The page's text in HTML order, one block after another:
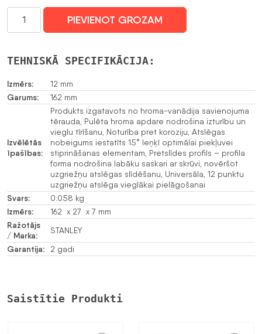
KOMBINĒTĀS
ATSLĒGAS
STMT95790-
12 mm
STANLEY
daudzums
PIEVIENOT GROZAM
TEHNISKĀ SPECIFIKĀCIJA:
Izmērs: 12 mm
Garums: 162 mm
Izvēlētās
īpašības:
Produkts izgatavots no hroma-vanādija savienojuma
tērauda, Pulēta hroma apdare nodrošina izturību un
vieglu tīrīšanu, Noturība pret koroziju, Atslēgas
nobeigums iestatīts 15° leņķī optimālai piekļuvei
stiprināšanas elementam, Pretslīdes profils – profila
forma nodrošina labāku saskari ar skrūvi, novēršot
uzgriežņu atslēgas slīdēšanu, Universāla, 12 punktu
uzgriežņu atslēga vieglākai pielāgošanai
Svars: 0.058 kg
Izmērs: 162 x 27 x 7 mm
Ražotājs
/ Marka:
STANLEY
Garantija: 2 gadi
Saistītie Produkti